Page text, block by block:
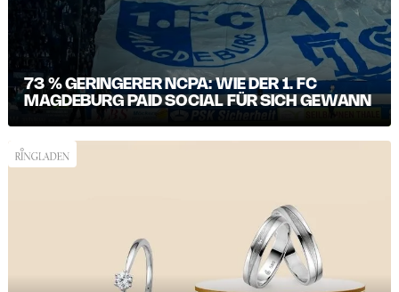
73 % GERINGERER NCPA: WIE DER 1. FC
MAGDEBURG PAID SOCIAL FÜR SICH GEWANN